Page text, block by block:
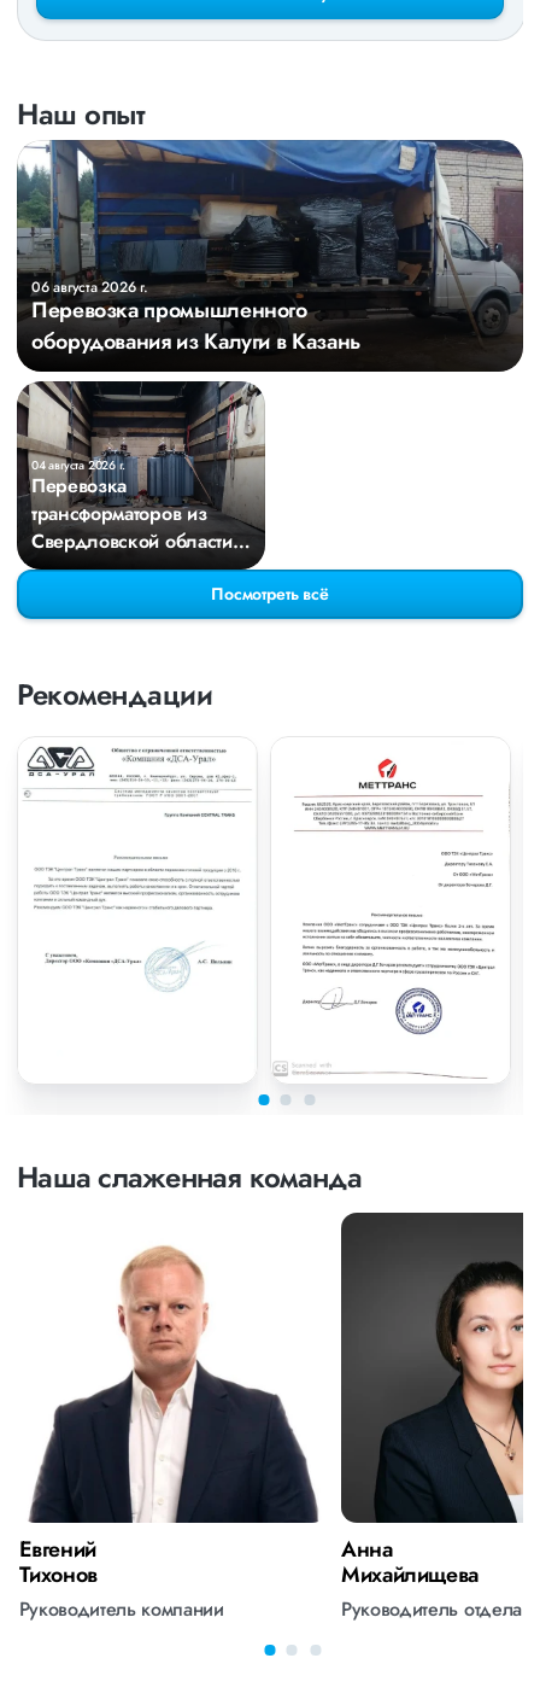
Наш опыт
06 августа 2026 г.
Перевозка промышленного
оборудования из Калуги в Казань
04 августа 2026 г.
Перевозка
трансформаторов из
Свердловской области в
Киров
Посмотреть всё
Рекомендации
Наша слаженная команда
Евгений
Тихонов
Руководитель компании
Анна
Михайлищева
Руководитель отдела